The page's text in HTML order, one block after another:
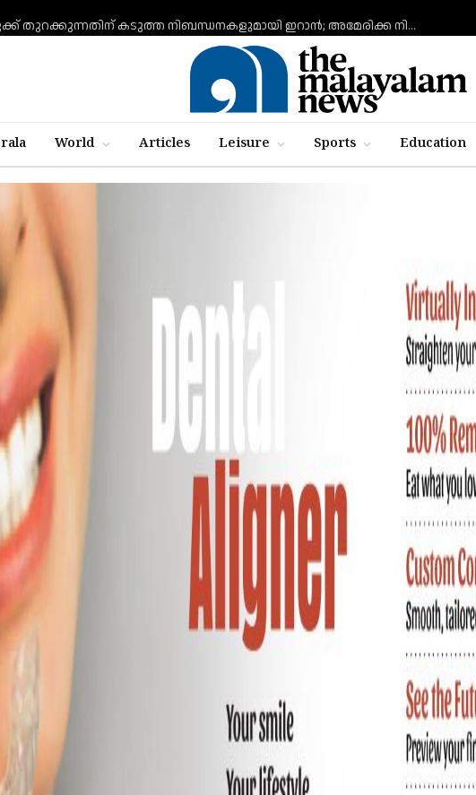
ഹോര്‍മുസ് കടലിടുക്ക് തുറക്കുന്നതിന് കടുത്ത നിബന്ധനകളുമായി ഇറാന്‍; അമേരിക്ക നിലപാട് തിരുത്തുന്നത് വരെ തുറക്കില്ലെന്ന് കൗണ്‍സില്‍
World Articles Leisure Sports Education